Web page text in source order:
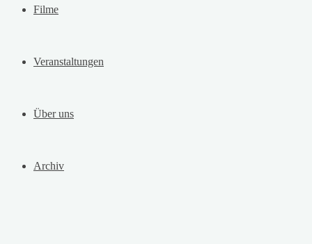
Filme
Veranstaltungen
Über uns
Archiv